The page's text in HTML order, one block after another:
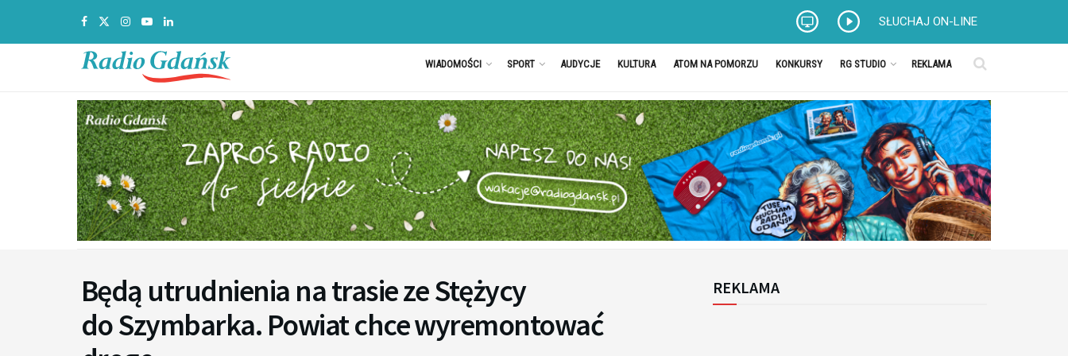
SŁUCHAJ ON-LINE
WIADOMOŚCI SPORT AUDYCJE KULTURA ATOM NA POMORZU KONKURSY RG STUDIO REKLAMA
Będą utrudnienia na trasie ze Stężycy
do Szymbarka. Powiat chce wyremontować
REKLAMA